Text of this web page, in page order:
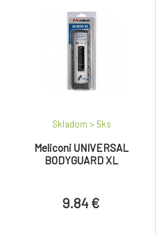
grafikou Radeon ™ poskytujú
ultrarýchlu odozvu a
viacvláknový výkon pre bežné
počítače. Sú navrhnuté so
špičkovou 7nm výrobnou
technológiou procesora „Zen 3“
Meliconi UNIVERSAL
BODYGUARD XL
Skladom > 5ks
9.84 €